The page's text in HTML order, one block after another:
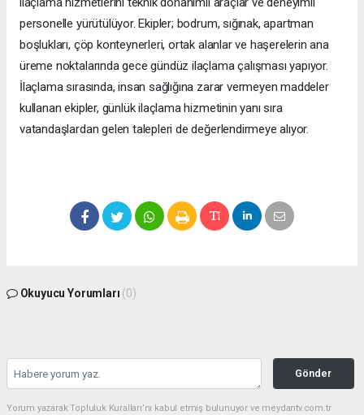
personelle yürütülüyor. Ekipler; bodrum, sığınak, apartman
boşlukları, çöp konteynerleri, ortak alanlar ve haşerelerin ana
üreme noktalarında gece gündüz ilaçlama çalışması yapıyor.
İlaçlama sırasında, insan sağlığına zarar vermeyen maddeler
kullanan ekipler, günlük ilaçlama hizmetinin yanı sıra
vatandaşlardan gelen talepleri de değerlendirmeye alıyor.
Okuyucu Yorumları (0)
Gönder
Yorum yazarak Topluluk Kuralları’nı kabul etmiş bulunuyor ve meydantv.com.tr